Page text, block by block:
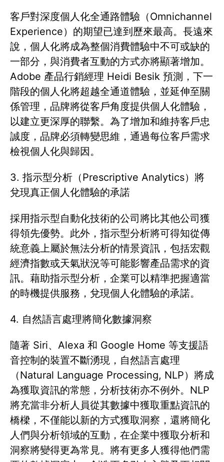
客戶對深度個人化全通路體驗（Omnichannel
Experience）的期望已達到歷來最高。長遠來
說，個人化將成為整個消費體驗中不可或缺的
一部分，與消費者互動的方式亦將顯著增加。
Adobe 產品行銷經理 Heidi Besik 預測，下一
階段的個人化將超越全通道體驗，並延伸至關
係管理，品牌將從客戶角度提供個人化體驗，
以建立更深厚的聯繫。為了增加和維持客戶忠
誠度，品牌必須轉變思維，通過每位客戶需求
檢視個人化與歸因。
3. 指示型分析（Prescriptive Analytics）將
兌現真正個人化體驗的承諾
採用指示型自動化技術的公司將比其他公司獲
得領先優勢。此外，指示型分析將可得知從傳
統意義上屬於無法分析的情景資訊，包括宏觀
經濟指數或天氣狀況等可能影響產品需求的資
訊。藉助指示型分析，企業可以精準把握適當
的時機提供服務，兌現個人化體驗的承諾。
4. 自然語言處理將簡化數據洞察
隨著 Siri、Alexa 和 Google Home 等支援語
音控制的裝置不斷湧現，自然語言處理
（Natural Language Processing, NLP）將成
為獲取資訊的常態，分析技術亦不例外。NLP
將充當非分析人員從其數據中獲取重點資訊的
橋樑，不僅能以新的方式獲取洞察，還將簡化
人們與分析領域的互動，在企業中獲取分析和
洞察將變得更為常見。將有更多人獲得他們需